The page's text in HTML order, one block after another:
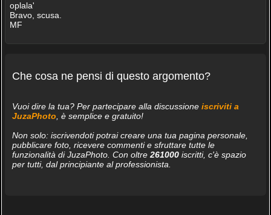
oplala'
Bravo, scusa.
MF
Che cosa ne pensi di questo argomento?
Vuoi dire la tua? Per partecipare alla discussione iscriviti a
JuzaPhoto, è semplice e gratuito!
Non solo: iscrivendoti potrai creare una tua pagina personale,
pubblicare foto, ricevere commenti e sfruttare tutte le
funzionalità di JuzaPhoto. Con oltre261000iscritti, c'è spazio
per tutti, dal principiante al professionista.